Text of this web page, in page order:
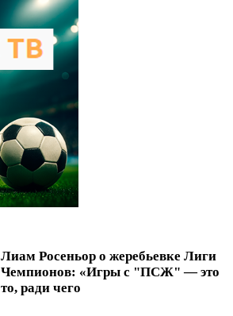
Лиам Росеньор о жеребьевке Лиги
Чемпионов: «Игры с "ПСЖ" — это
то, ради чего